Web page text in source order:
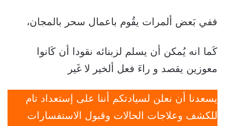
ففي بَعض ألمرات يقُوم باعمال سحر بالمجان،
كَما انه يُمكن أن يسلم لزبنائه نقودا أن كَانوا
معوزين يقصد و راءَ فعل ألخير لا غَير
يسعدنا أن نعلن لسيادتكم أننا على إستعداد تام
للكشف وعلاجات الحالات وقبول الاستفسارات